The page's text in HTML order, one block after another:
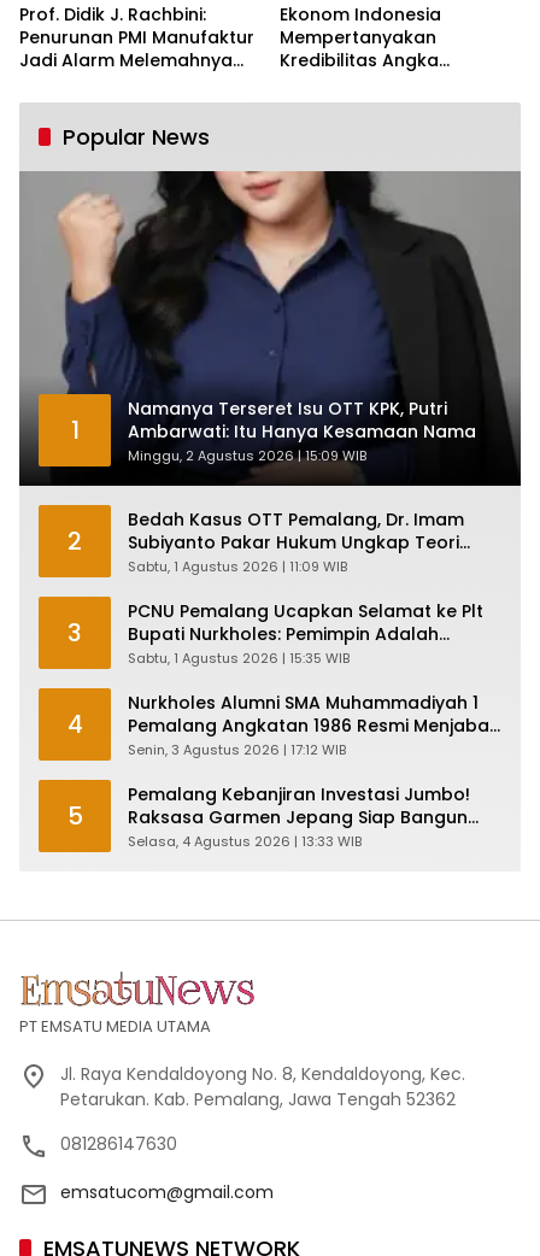
Prof. Didik J. Rachbini:
Penurunan PMI Manufaktur
Jadi Alarm Melemahnya
Ekonom Indonesia
Mempertanyakan
Kredibilitas Angka
Tumbuh Tapi Rapuh
Popular News
1
Namanya Terseret Isu OTT KPK, Putri
Ambarwati: Itu Hanya Kesamaan Nama
Minggu, 2 Agustus 2026 | 15:09 WIB
2
Bedah Kasus OTT Pemalang, Dr. Imam
Subiyanto Pakar Hukum Ungkap Teori
Penyertaan KPK
Sabtu, 1 Agustus 2026 | 11:09 WIB
3
PCNU Pemalang Ucapkan Selamat ke Plt
Bupati Nurkholes: Pemimpin Adalah
Pelayan Rakyat!
Sabtu, 1 Agustus 2026 | 15:35 WIB
4
Nurkholes Alumni SMA Muhammadiyah 1
Pemalang Angkatan 1986 Resmi Menjabat
Plt Bupati, Inilah Pesan Ketua Asmam 86
Senin, 3 Agustus 2026 | 17:12 WIB
5
Pemalang Kebanjiran Investasi Jumbo!
Raksasa Garmen Jepang Siap Bangun
Pabrik dan Serap Ribuan Tenaga Kerja
Selasa, 4 Agustus 2026 | 13:33 WIB
PT EMSATU MEDIA UTAMA
Jl. Raya Kendaldoyong No. 8, Kendaldoyong, Kec.
Petarukan. Kab. Pemalang, Jawa Tengah 52362
081286147630
emsatucom@gmail.com
EMSATUNEWS NETWORK